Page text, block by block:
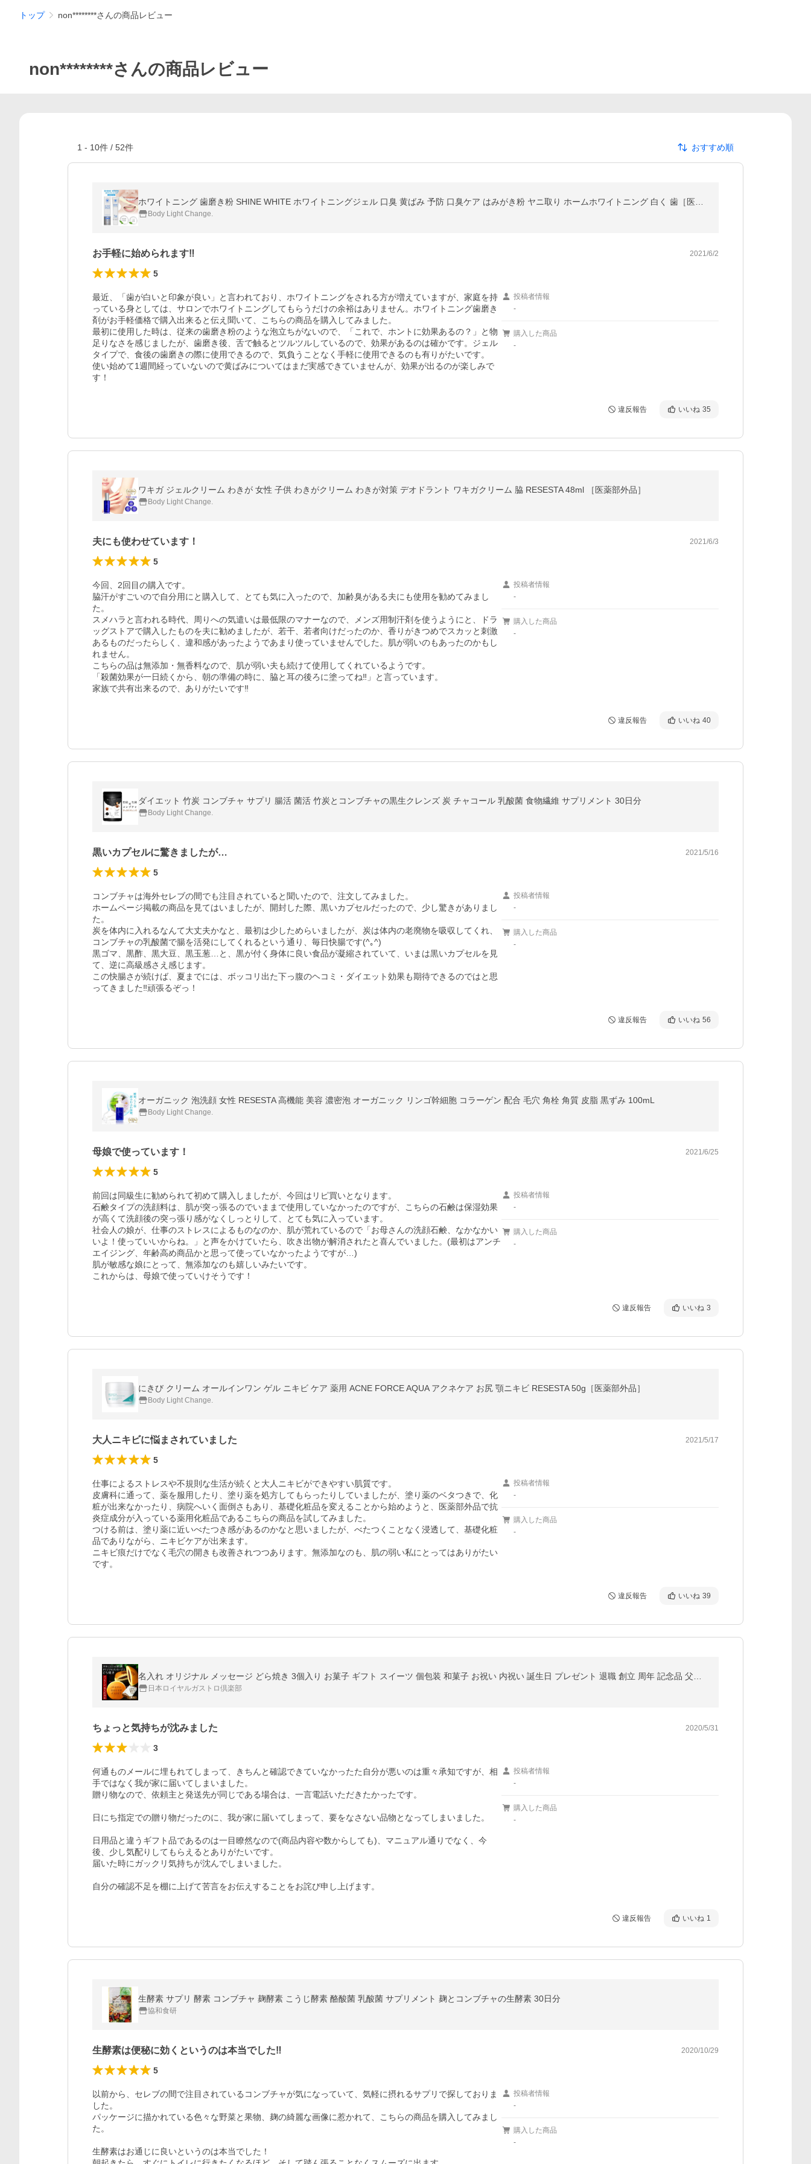
トップ non********さんの商品レビュー
non********さんの商品レビュー
1 - 10件 / 52件 おすすめ順
Body Light Change.
お手軽に始められます‼︎ 2021/6/2
5
最近、「歯が白いと印象が良い」と言われており、ホワイトニングをされる方が増えていますが、家庭を持
っている身としては、サロンでホワイトニングしてもらうだけの余裕はありません。ホワイトニング歯磨き
剤がお手軽価格で購入出来ると伝え聞いて、こちらの商品を購入してみました。
最初に使用した時は、従来の歯磨き粉のような泡立ちがないので、「これで、ホントに効果あるの？」と物
足りなさを感じましたが、歯磨き後、舌で触るとツルツルしているので、効果があるのは確かです。ジェル
タイプで、食後の歯磨きの際に使用できるので、気負うことなく手軽に使用できるのも有りがたいです。
使い始めて1週間経っていないので黄ばみについてはまだ実感できていませんが、効果が出るのが楽しみで
す！
投稿者情報
-
購入した商品
-
違反報告 いいね 35
ワキガ ジェルクリーム わきが 女性 子供 わきがクリーム わきが対策 デオドラント ワキガクリーム 脇 RESESTA 48ml ［医薬部外品］
Body Light Change.
夫にも使わせています！ 2021/6/3
5
今回、2回目の購入です。
脇汗がすごいので自分用にと購入して、とても気に入ったので、加齢臭がある夫にも使用を勧めてみまし
た。
スメハラと言われる時代、周りへの気遣いは最低限のマナーなので、メンズ用制汗剤を使うようにと、ドラ
ッグストアで購入したものを夫に勧めましたが、若干、若者向けだったのか、香りがきつめでスカッと刺激
あるものだったらしく、違和感があったようであまり使っていませんでした。肌が弱いのもあったのかもし
れません。
こちらの品は無添加・無香料なので、肌が弱い夫も続けて使用してくれているようです。
「殺菌効果が一日続くから、朝の準備の時に、脇と耳の後ろに塗ってね‼︎」と言っています。
家族で共有出来るので、ありがたいです‼︎
投稿者情報
-
購入した商品
-
違反報告 いいね 40
ダイエット 竹炭 コンブチャ サプリ 腸活 菌活 竹炭とコンブチャの黒生クレンズ 炭 チャコール 乳酸菌 食物繊維 サプリメント 30日分
Body Light Change.
黒いカプセルに驚きましたが… 2021/5/16
5
コンブチャは海外セレブの間でも注目されていると聞いたので、注文してみました。
ホームページ掲載の商品を見てはいましたが、開封した際、黒いカプセルだったので、少し驚きがありまし
た。
炭を体内に入れるなんて大丈夫かなと、最初は少しためらいましたが、炭は体内の老廃物を吸収してくれ、
コンブチャの乳酸菌で腸を活発にしてくれるという通り、毎日快腸です(^｡^)
黒ゴマ、黒酢、黒大豆、黒玉葱…と、黒が付く身体に良い食品が凝縮されていて、いまは黒いカプセルを見
て、逆に高級感さえ感じます。
この快腸さが続けば、夏までには、ボッコリ出た下っ腹のヘコミ・ダイエット効果も期待できるのではと思
ってきました‼頑張るぞっ！︎
投稿者情報
-
購入した商品
-
違反報告 いいね 56
オーガニック 泡洗顔 女性 RESESTA 高機能 美容 濃密泡 オーガニック リンゴ幹細胞 コラーゲン 配合 毛穴 角栓 角質 皮脂 黒ずみ 100mL
Body Light Change.
母娘で使っています！ 2021/6/25
5
前回は同級生に勧められて初めて購入しましたが、今回はリピ買いとなります。
石鹸タイプの洗顔料は、肌が突っ張るのでいままで使用していなかったのですが、こちらの石鹸は保湿効果
が高くて洗顔後の突っ張り感がなくしっとりして、とても気に入っています。
社会人の娘が、仕事のストレスによるものなのか、肌が荒れているので「お母さんの洗顔石鹸、なかなかい
いよ！使っていいからね。」と声をかけていたら、吹き出物が解消されたと喜んでいました。(最初はアンチ
エイジング、年齢高め商品かと思って使っていなかったようですが…)
肌が敏感な娘にとって、無添加なのも嬉しいみたいです。
これからは、母娘で使っていけそうです！
投稿者情報
-
購入した商品
-
違反報告 いいね 3
にきび クリーム オールインワン ゲル ニキビ ケア 薬用 ACNE FORCE AQUA アクネケア お尻 顎ニキビ RESESTA 50g［医薬部外品］
Body Light Change.
大人ニキビに悩まされていました 2021/5/17
5
仕事によるストレスや不規則な生活が続くと大人ニキビができやすい肌質です。
皮膚科に通って、薬を服用したり、塗り薬を処方してもらったりしていましたが、塗り薬のベタつきで、化
粧が出来なかったり、病院へいく面倒さもあり、基礎化粧品を変えることから始めようと、医薬部外品で抗
炎症成分が入っている薬用化粧品であるこちらの商品を試してみました。
つける前は、塗り薬に近いべたつき感があるのかなと思いましたが、べたつくことなく浸透して、基礎化粧
品でありながら、ニキビケアが出来ます。
ニキビ痕だけでなく毛穴の開きも改善されつつあります。無添加なのも、肌の弱い私にとってはありがたい
です。
投稿者情報
-
購入した商品
-
違反報告 いいね 39
日本ロイヤルガストロ倶楽部
ちょっと気持ちが沈みました 2020/5/31
3
何通ものメールに埋もれてしまって、きちんと確認できていなかったた自分が悪いのは重々承知ですが、相
手ではなく我が家に届いてしまいました。
贈り物なので、依頼主と発送先が同じである場合は、一言電話いただきたかったです。
日にち指定での贈り物だったのに、我が家に届いてしまって、要をなさない品物となってしまいました。
日用品と違うギフト品であるのは一目瞭然なので(商品内容や数からしても)、マニュアル通りでなく、今
後、少し気配りしてもらえるとありがたいです。
届いた時にガックリ気持ちが沈んでしまいました。
自分の確認不足を棚に上げて苦言をお伝えすることをお詫び申し上げます。
投稿者情報
-
購入した商品
-
違反報告 いいね 1
生酵素 サプリ 酵素 コンブチャ 麹酵素 こうじ酵素 酪酸菌 乳酸菌 サプリメント 麹とコンブチャの生酵素 30日分
協和食研
生酵素は便秘に効くというのは本当でした‼︎ 2020/10/29
5
以前から、セレブの間で注目されているコンブチャが気になっていて、気軽に摂れるサプリで探しておりま
した。
パッケージに描かれている色々な野菜と果物、麹の綺麗な画像に惹かれて、こちらの商品を購入してみまし
た。
生酵素はお通じに良いというのは本当でした！
投稿者情報
-
購入した商品
-